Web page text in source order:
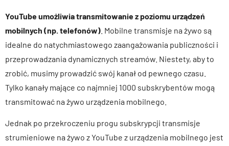
YouTube umożliwia transmitowanie z poziomu urządzeń
mobilnych (np. telefonów) . Mobilne transmisje na żywo są
idealne do natychmiastowego zaangażowania publiczności i
przeprowadzania dynamicznych streamów. Niestety, aby to
zrobić, musimy prowadzić swój kanał od pewnego czasu.
Tylko kanały mające co najmniej 1000 subskrybentów mogą
transmitować na żywo urządzenia mobilnego.
Jednak po przekroczeniu progu subskrypcji transmisje
strumieniowe na żywo z YouTube z urządzenia mobilnego jest